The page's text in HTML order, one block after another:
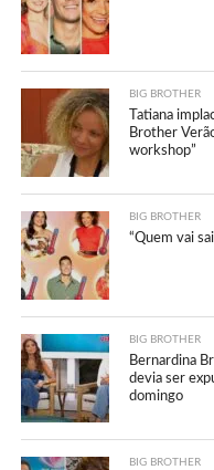
BIG BROTHER
Tatiana
Brother
workshop”
BIG BROTHER
“Quem vai
BIG BROTHER
Bernardina
devia ser
domingo
BIG BROTHER